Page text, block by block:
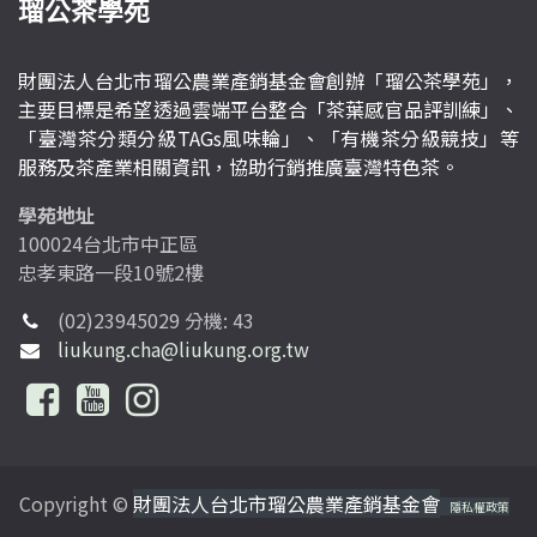
瑠公茶學苑
財團法人台北市瑠公農業產銷基金會創辦「瑠公茶學苑」，
主要目標是希望透過雲端平台整合「茶葉感官品評訓練」、
「臺灣茶分類分級TAGs風味輪」、「有機茶分級競技」等
服務及茶產業相關資訊，協助行銷推廣臺灣特色茶。
學苑地址
100024台北市中正區
忠孝東路一段10號2樓
(02)23945029 分機: 43
liukung.cha@liukung.org.tw
Copyright © 財團法人台北市瑠公農業產銷基金會 隱私權政策